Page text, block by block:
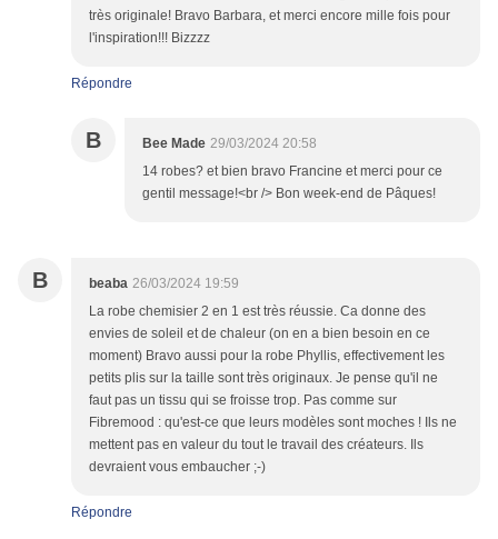
très originale! Bravo Barbara, et merci encore mille fois pour
l'inspiration!!! Bizzzz
Répondre
B Bee Made 29/03/2024 20:58
14 robes? et bien bravo Francine et merci pour ce
gentil message!<br /> Bon week-end de Pâques!
B beaba 26/03/2024 19:59
La robe chemisier 2 en 1 est très réussie. Ca donne des
envies de soleil et de chaleur (on en a bien besoin en ce
moment) Bravo aussi pour la robe Phyllis, effectivement les
petits plis sur la taille sont très originaux. Je pense qu'il ne
faut pas un tissu qui se froisse trop. Pas comme sur
Fibremood : qu'est-ce que leurs modèles sont moches ! Ils ne
mettent pas en valeur du tout le travail des créateurs. Ils
devraient vous embaucher ;-)
Répondre